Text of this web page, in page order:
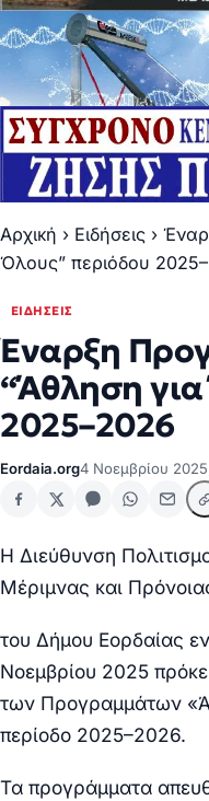
Αρχική › Ειδήσεις ›
Όλους” περιόδου
ΕΙΔΉΣΕΙΣ
Έναρξη
“Άθληση
2025–2026
Eordaia.org4 Νοεμβρίου
Η Διεύθυνση
Μέριμνας και
του Δήμου Εορδαίας
Νοεμβρίου 2025
των Προγραμμάτων
περίοδο 2025–2026.
Τα προγράμματα